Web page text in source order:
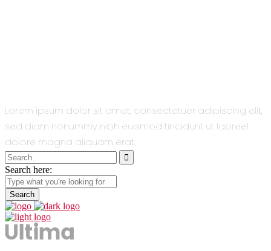
Lorem ipsum dolor sit amet, consectetuer adipiscing elit,
sed diam nonummy nibh euismod tincidunt ut laoreet
dolore magna aliquam erat
Search
for:
Search here: